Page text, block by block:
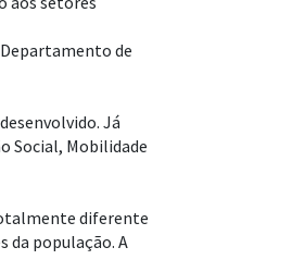
de
Já
Social, Mobilidade
diferente
da população. A